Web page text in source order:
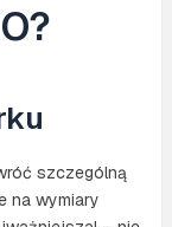
szczególną
na wymiary